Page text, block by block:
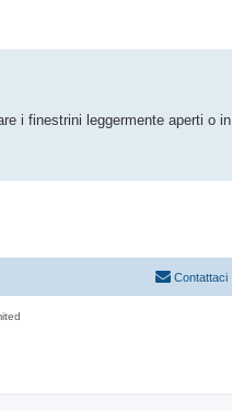
i finestrini leggermente aperti o in
Contattaci